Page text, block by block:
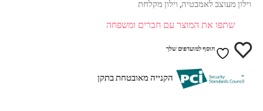
וילון מעוצב לאמבטיה, וילון מקלחת
שתפו את המוצר עם חברים ומשפחה
הוסף למועדפים שלך
הקנייה מאובטחת בתקן